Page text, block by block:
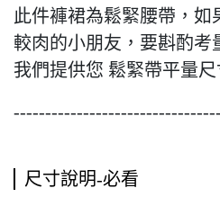
此件褲裙為鬆緊腰帶，如
較肉的小朋友，要斟酌考
我們提供您 鬆緊帶平量
尺寸說明-必看